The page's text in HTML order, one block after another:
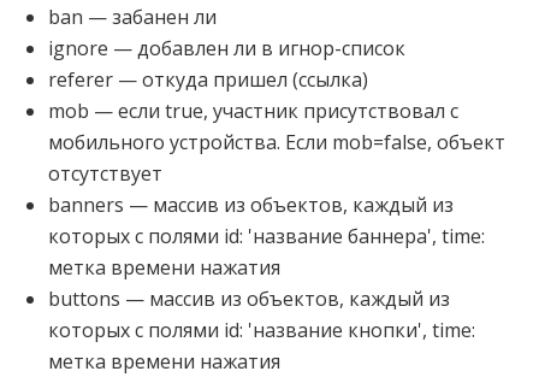
ban — забанен ли
ignore — добавлен ли в игнор-список
referer — откуда пришел (ссылка)
mob — если true, участник присутствовал с
мобильного устройства. Если mob=false, объект
отсутствует
banners — массив из объектов, каждый из
которых с полями id: 'название баннера', time:
метка времени нажатия
buttons — массив из объектов, каждый из
которых с полями id: 'название кнопки', time:
метка времени нажатия